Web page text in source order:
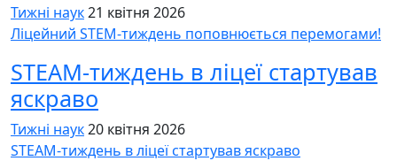
Тижні наук21 квітня 2026
Ліцейний STEM-тиждень поповнюється перемогами!
STEAM-тиждень в ліцеї стартував
яскраво
Тижні наук20 квітня 2026
STEAM-тиждень в ліцеї стартував яскраво